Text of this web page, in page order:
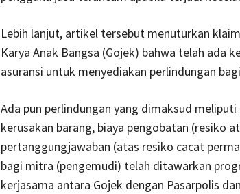
Lebih lanjut, artikel tersebut menuturkan
Karya Anak Bangsa (Gojek) bahwa telah ada
asuransi untuk menyediakan perlindungan
Ada pun perlindungan yang dimaksud
kerusakan barang, biaya pengobatan (resiko
pertanggungjawaban (atas resiko cacat
bagi mitra (pengemudi) telah ditawarkan
kerjasama antara Gojek dengan Pasarpolis